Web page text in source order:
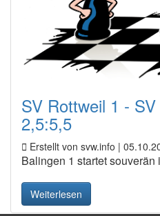
SV Rottweil 1 -
2,5:5,5
Erstellt von svw.info |
Balingen 1 startet
Weiterlesen